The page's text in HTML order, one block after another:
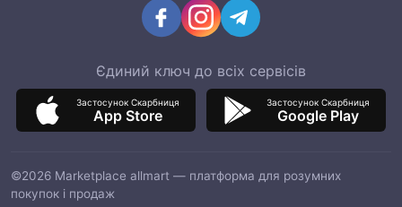
Єдиний ключ до всіх сервісів
Застосунок Скарбниця
App Store
Застосунок Скарбниця
Google Play
©2026 Marketplace allmart — платформа для розумних
покупок і продаж